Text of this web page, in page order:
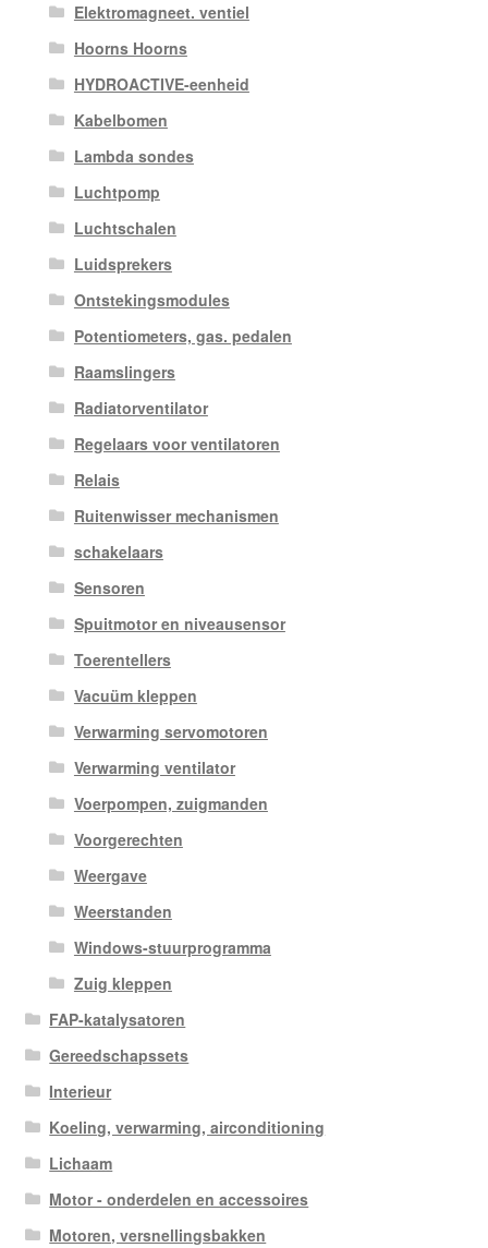
Elektromagneet. ventiel
Hoorns Hoorns
HYDROACTIVE-eenheid
Kabelbomen
Lambda sondes
Luchtpomp
Luchtschalen
Luidsprekers
Ontstekingsmodules
Potentiometers, gas. pedalen
Raamslingers
Radiatorventilator
Regelaars voor ventilatoren
Relais
Ruitenwisser mechanismen
schakelaars
Sensoren
Spuitmotor en niveausensor
Toerentellers
Vacuüm kleppen
Verwarming servomotoren
Verwarming ventilator
Voerpompen, zuigmanden
Voorgerechten
Weergave
Weerstanden
Windows-stuurprogramma
Zuig kleppen
FAP-katalysatoren
Gereedschapssets
Interieur
Koeling, verwarming, airconditioning
Lichaam
Motor - onderdelen en accessoires
Motoren, versnellingsbakken